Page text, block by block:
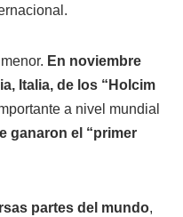
En noviembre
Italia, de los “Holcim
a nivel mundial
ganaron el “primer
partes del mundo,